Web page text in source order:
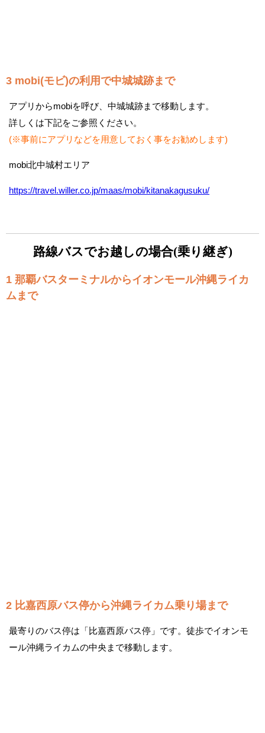
3 mobi(モビ)の利用で中城城跡まで
アプリからmobiを呼び、中城城跡まで移動します。
詳しくは下記をご参照ください。
(※事前にアプリなどを用意しておく事をお勧めします)
mobi北中城村エリア
https://travel.willer.co.jp/maas/mobi/kitanakagusuku/
路線バスでお越しの場合(乗り継ぎ)
1 那覇バスターミナルからイオンモール沖縄ライカ
ムまで
2 比嘉西原バス停から沖縄ライカム乗り場まで
最寄りのバス停は「比嘉西原バス停」です。徒歩でイオンモ
ール沖縄ライカムの中央まで移動します。